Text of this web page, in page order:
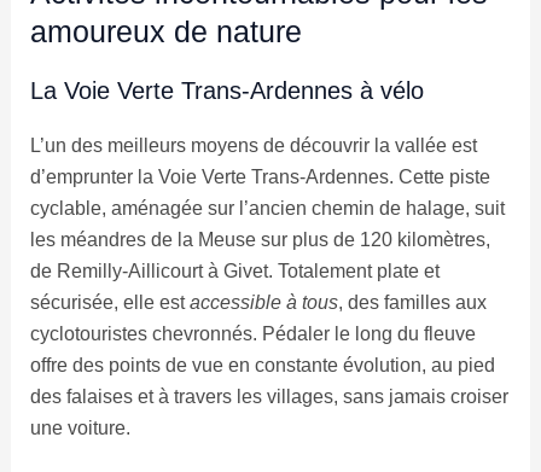
amoureux de nature
La Voie Verte Trans-Ardennes à vélo
L’un des meilleurs moyens de découvrir la vallée est
d’emprunter la Voie Verte Trans-Ardennes. Cette piste
cyclable, aménagée sur l’ancien chemin de halage, suit
les méandres de la Meuse sur plus de 120 kilomètres,
de Remilly-Aillicourt à Givet. Totalement plate et
sécurisée, elle estaccessible à tous, des familles aux
cyclotouristes chevronnés. Pédaler le long du fleuve
offre des points de vue en constante évolution, au pied
des falaises et à travers les villages, sans jamais croiser
une voiture.